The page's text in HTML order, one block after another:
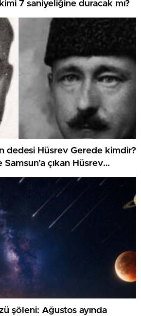
7 saniyeliğine duracak mı?
dedesi Hüsrev Gerede kimdir?
çıkan Hüsrev
şöleni: Ağustos ayında